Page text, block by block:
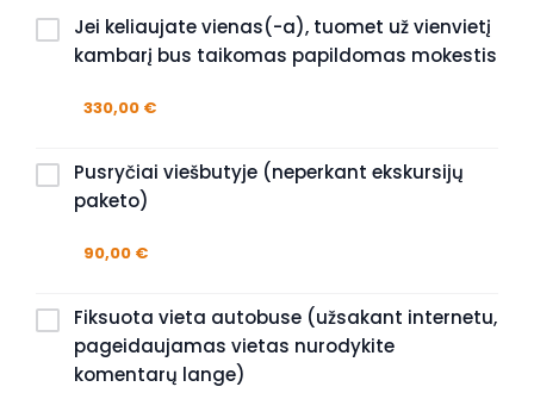
Jei keliaujate vienas(-a), tuomet už vienvietį
kambarį bus taikomas papildomas mokestis
330,00 €
Pusryčiai viešbutyje (neperkant ekskursijų
paketo)
90,00 €
Fiksuota vieta autobuse (užsakant internetu,
pageidaujamas vietas nurodykite
komentarų lange)